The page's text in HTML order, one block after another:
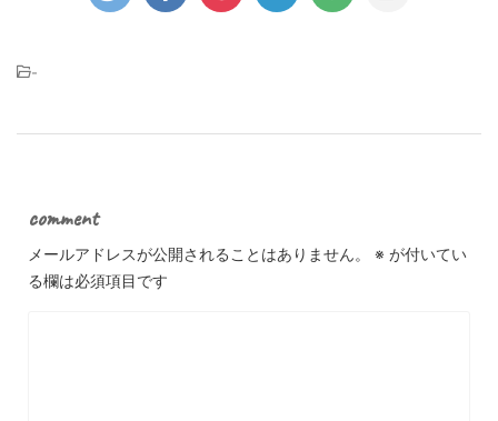
-
comment
メールアドレスが公開されることはありません。 ※ が付いてい
る欄は必須項目です